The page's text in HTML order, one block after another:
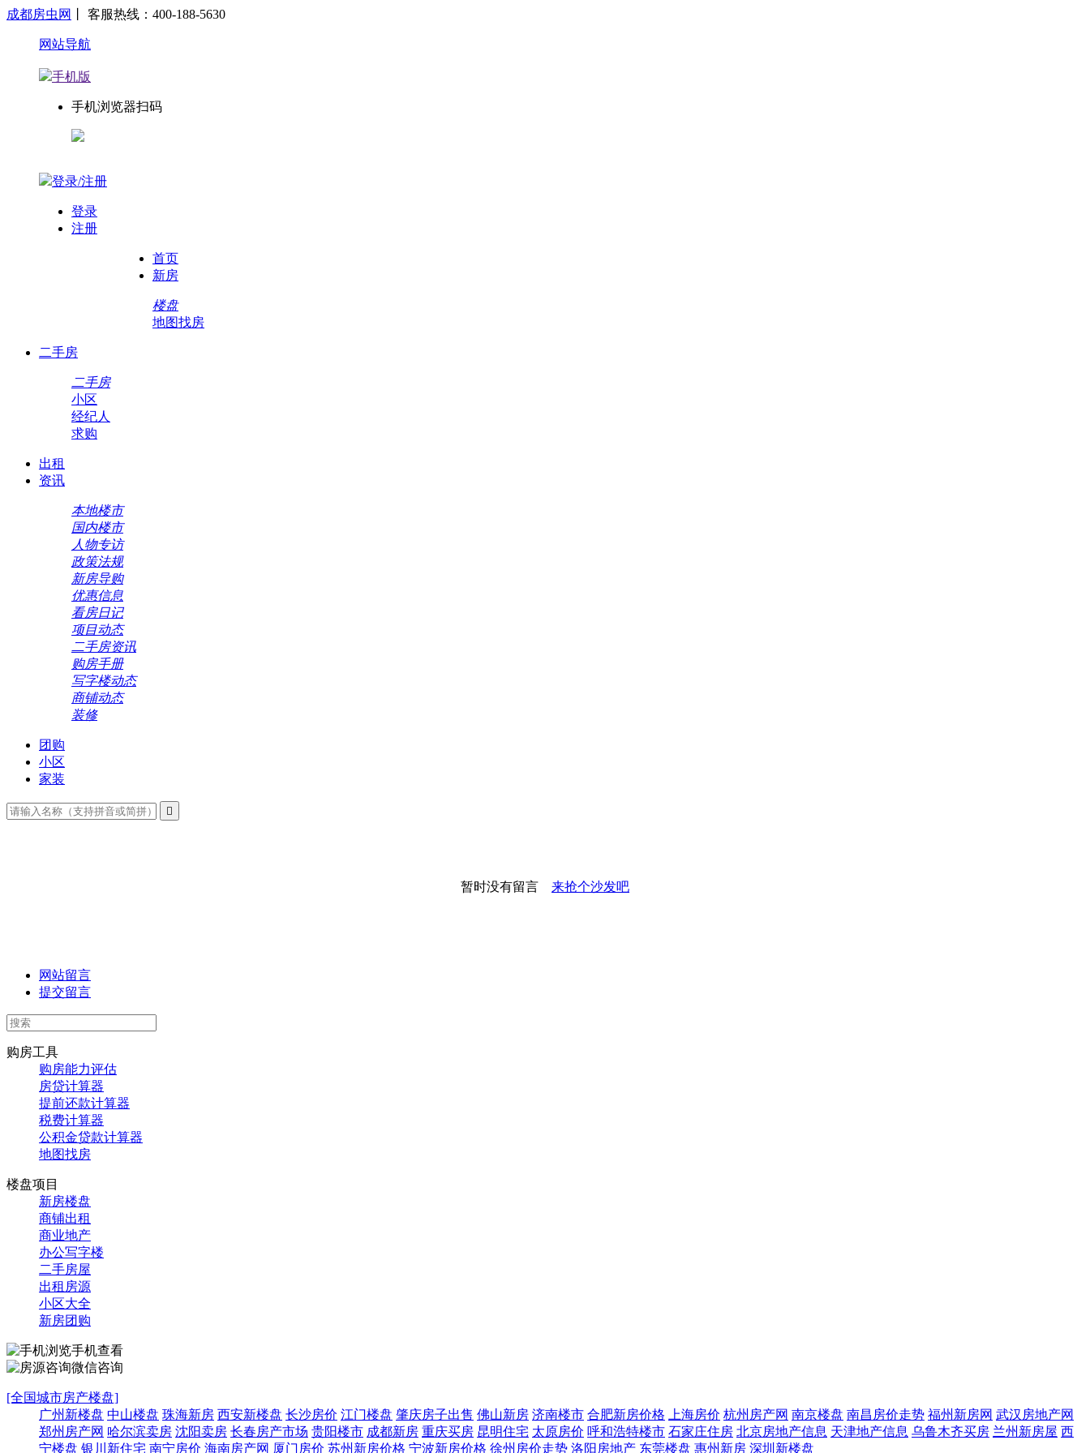
成都房虫网 丨 客服热线：400-188-5630
网站导航
手机版
手机浏览器扫码
登录/注册
登录
注册
首页
新房
楼盘
地图找房
二手房
二手房
小区
经纪人
求购
出租
资讯
本地楼市
国内楼市
人物专访
政策法规
新房导购
优惠信息
看房日记
项目动态
二手房资讯
购房手册
写字楼动态
商铺动态
装修
团购
小区
家装

暂时没有留言 来抢个沙发吧
网站留言
提交留言
购房工具
购房能力评估
房贷计算器
提前还款计算器
税费计算器
公积金贷款计算器
地图找房
楼盘项目
新房楼盘
商铺出租
商业地产
办公写字楼
二手房屋
出租房源
小区大全
新房团购
手机查看
微信咨询
[全国城市房产楼盘]
广州新楼盘 中山楼盘 珠海新房 西安新楼盘 长沙房价 江门楼盘 肇庆房子出售 佛山新房 济南楼市 合肥新房价格 上海房价 杭州房产网 南京楼盘 南昌房价走势 福州新房网 武汉房地产网
郑州房产网 哈尔滨卖房 沈阳卖房 长春房产市场 贵阳楼市 成都新房 重庆买房 昆明住宅 太原房价 呼和浩特楼市 石家庄住房 北京房地产信息 天津地产信息 乌鲁木齐买房 兰州新房屋 西
宁楼盘 银川新住宅 南宁房价 海南房产网 厦门房价 苏州新房价格 宁波新房价格 徐州房价走势 洛阳房地产 东莞楼盘 惠州新房 深圳新楼盘